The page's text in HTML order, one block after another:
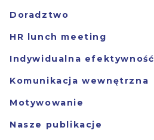
Doradztwo
HR lunch meeting
Indywidualna efektywność
Komunikacja wewnętrzna
Motywowanie
Nasze publikacje